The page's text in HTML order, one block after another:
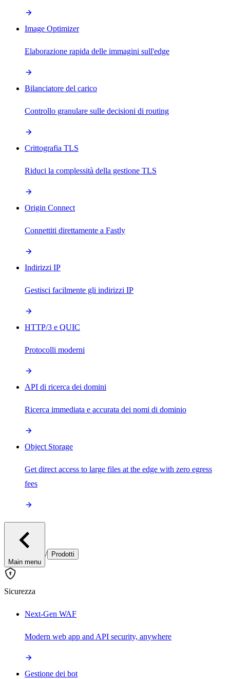
Image Optimizer
Elaborazione rapida delle immagini sull'edge
Bilanciatore del carico
Controllo granulare sulle decisioni di routing
Crittografia TLS
Riduci la complessità della gestione TLS
Origin Connect
Connettiti direttamente a Fastly
Indirizzi IP
Gestisci facilmente gli indirizzi IP
HTTP/3 e QUIC
Protocolli moderni
API di ricerca dei domini
Ricerca immediata e accurata dei nomi di dominio
Object Storage
Get direct access to large files at the edge with zero egress
fees
Main menu
/ Prodotti
Sicurezza
Next-Gen WAF
Modern web app and API security, anywhere
Gestione dei bot